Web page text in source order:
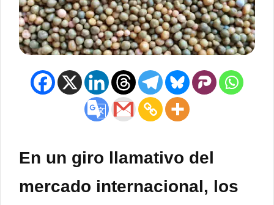
En un giro llamativo del
mercado internacional, los